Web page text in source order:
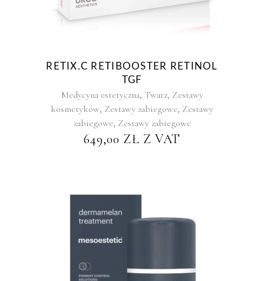
RETIX.C RETIBOOSTER RETINOL
TGF
Medycyna estetyczna, Twarz, Zestawy
kosmetyków, Zestawy zabiegowe, Zestawy
zabiegowe, Zestawy zabiegowe
649,00 ZŁ Z VAT